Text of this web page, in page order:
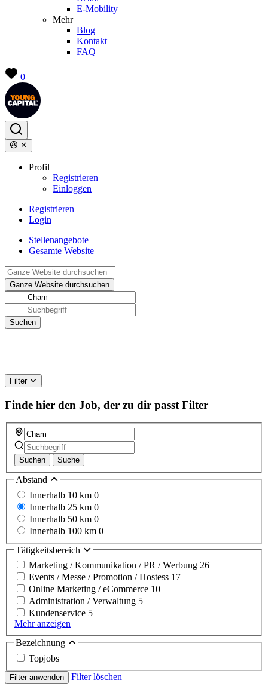
E-Mobility
Mehr
Blog
Kontakt
FAQ
0
Profil
Registrieren
Einloggen
Registrieren
Login
Stellenangebote
Gesamte Website
Filter
Finde hier den Job, der zu dir passt Filter
Suchen Suche
Abstand
Innerhalb 10 km 0
Innerhalb 25 km 0
Innerhalb 50 km 0
Innerhalb 100 km 0
Tätigkeitsbereich
Marketing / Kommunikation / PR / Werbung 26
Events / Messe / Promotion / Hostess 17
Online Marketing / eCommerce 10
Administration / Verwaltung 5
Kundenservice 5
Mehr anzeigen
Bezeichnung
Topjobs
Filter anwenden Filter löschen